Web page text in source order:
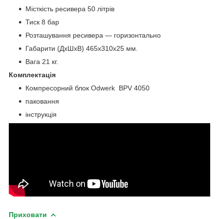
Місткість ресивера 50 літрів
Тиск 8 бар
Розташування ресивера — горизонтально
Габарити (ДхШхВ) 465х310х25 мм.
Вага 21 кг.
Комплектація
Компресорний блок Odwerk BPV 4050
паковання
інструкція
Приховати